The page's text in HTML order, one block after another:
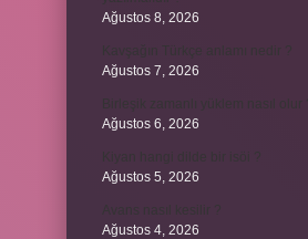
Ağustos 8, 2026
Ağustos 7, 2026
Ağustos 6, 2026
Ağustos 5, 2026
Ağustos 4, 2026